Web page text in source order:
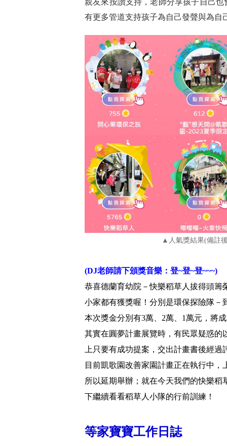
親友來按讚支持，老師分享孩子自己
有更多管道支持孩子為自己發聲與為
▲人氣獎結果(備註
(DJ老師請下頒獎音樂：登~登~登~~~)
恭喜德蘭育幼院－快樂稻草人拔得頭
小家都有獲獎喔！分別是環保探險隊
本次獎金分別有3萬、2萬、1萬元，將
其實在圓夢計畫展覽時，有民眾疑惑
上只要有成功提案，交出計畫書後經
目前凱歌園改善家園計畫正在執行中
所以延期舉辦；就在今天我們的快樂
下繼續看看稻草人小隊的行前訓練！
等家寶寶工作日誌